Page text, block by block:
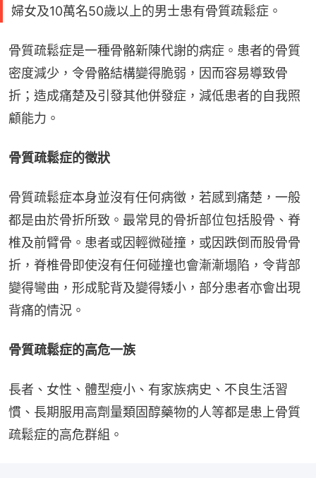
婦女及10萬名50歲以上的男士患有骨質疏鬆症。
骨質疏鬆症是一種骨骼新陳代謝的病症。患者的骨質
密度減少，令骨骼結構變得脆弱，因而容易導致骨
折；造成痛楚及引發其他併發症，減低患者的自我照
顧能力。
骨質疏鬆症的徵狀
骨質疏鬆症本身並沒有任何病徵，若感到痛楚，一般
都是由於骨折所致。最常見的骨折部位包括股骨、脊
椎及前臂骨。患者或因輕微碰撞，或因跌倒而股骨骨
折，脊椎骨即使沒有任何碰撞也會漸漸塌陷，令背部
變得彎曲，形成駝背及變得矮小，部分患者亦會出現
背痛的情況。
骨質疏鬆症的高危一族
長者、女性、體型瘦小、有家族病史、不良生活習
慣、長期服用高劑量類固醇藥物的人等都是患上骨質
疏鬆症的高危群組。